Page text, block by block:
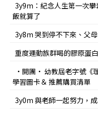
3y9m：紀念人生第一次
飯就算了
3y8m 哭到停不下來、父
重度運動族群喝的膠原蛋
•開團• 幼教屆老字號《
學習圖卡＆ 推薦購買清單
3y0m 與老師一起努力，